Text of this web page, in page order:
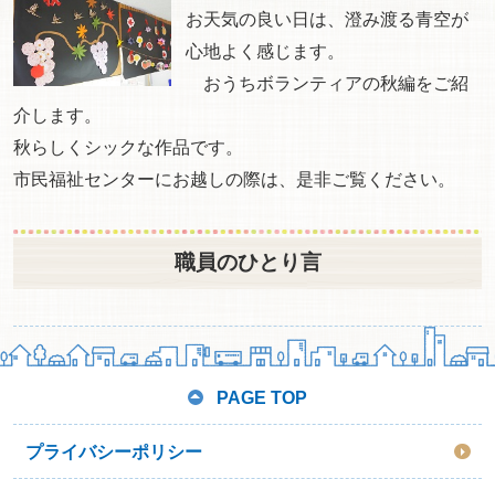
お天気の良い日は、澄み渡る青空が
心地よく感じます。
おうちボランティアの秋編をご紹
介します。
秋らしくシックな作品です。
市民福祉センターにお越しの際は、是非ご覧ください。
職員のひとり言
PAGE TOP
プライバシーポリシー